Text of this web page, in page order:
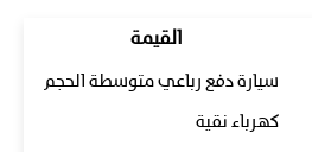
القيمة
سيارة دفع رباعي متوسطة الحجم
كهرباء نقية